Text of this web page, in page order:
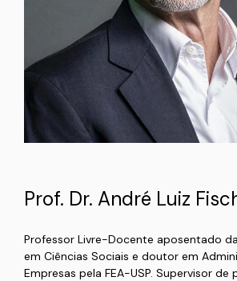
Prof. Dr. André Luiz
Professor Livre-Docente aposentado
em Ciências Sociais e doutor em
Empresas pela FEA-USP. Supervisor de